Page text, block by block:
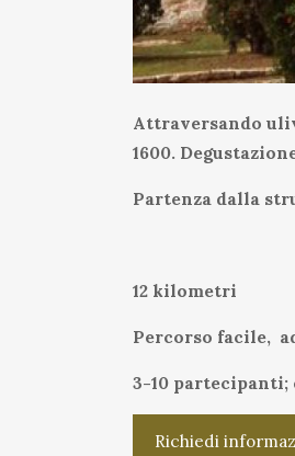
Attraversando
1600.
Partenza dalla
12 kilometri
Percorso facile,
3-10
Richiedi